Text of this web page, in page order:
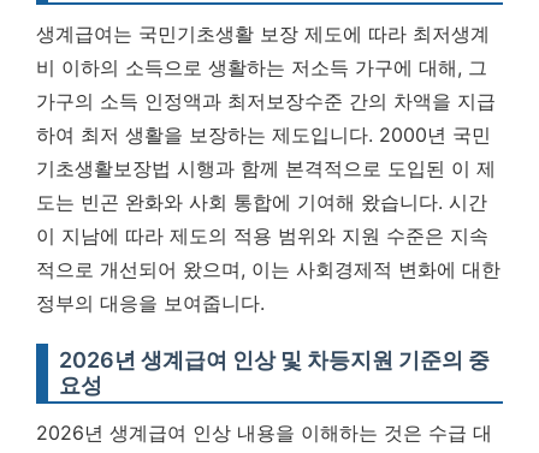
생계급여는 국민기초생활 보장 제도에 따라 최저생계
비 이하의 소득으로 생활하는 저소득 가구에 대해, 그
가구의 소득 인정액과 최저보장수준 간의 차액을 지급
하여 최저 생활을 보장하는 제도입니다. 2000년 국민
기초생활보장법 시행과 함께 본격적으로 도입된 이 제
도는 빈곤 완화와 사회 통합에 기여해 왔습니다. 시간
이 지남에 따라 제도의 적용 범위와 지원 수준은 지속
적으로 개선되어 왔으며, 이는 사회경제적 변화에 대한
정부의 대응을 보여줍니다.
2026년 생계급여 인상 및 차등지원 기준의 중
요성
2026년 생계급여 인상 내용을 이해하는 것은 수급 대